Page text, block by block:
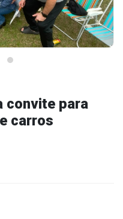
convite para
carros